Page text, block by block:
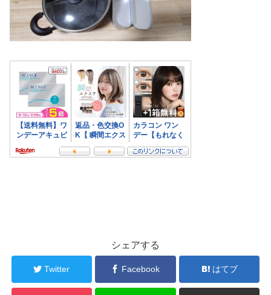
シェアする
Twitter Facebook はてブ